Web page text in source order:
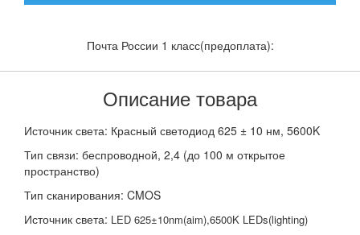
Почта России 1 класс(предоплата):
Описание товара
Источник света: Красный светодиод 625 ± 10 нм, 5600K
Тип связи: беспроводной, 2,4 (до 100 м открытое
пространство)
Тип сканирования: CMOS
Источник света: LED 625±10nm(aim),6500K LEDs(lighting)